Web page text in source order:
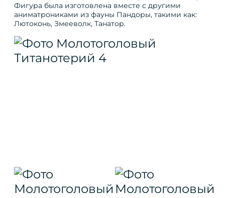
Фигура была изготовлена вместе с другими
аниматрониками из фауны Пандоры, такими как:
Лютоконь, Змееволк, Танатор.